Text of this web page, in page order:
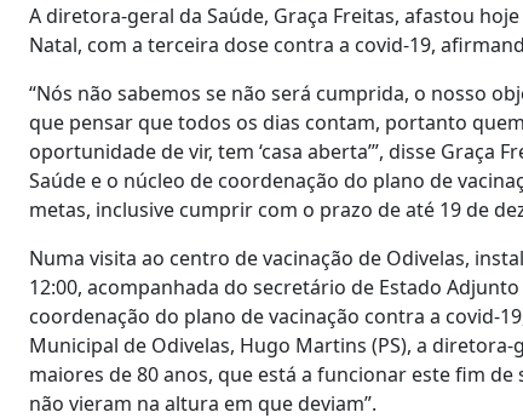
A diretora-geral da Saúde, Graça Freitas, afastou
Natal, com a terceira dose contra a covid-19,
“Nós não sabemos se não será cumprida, o nosso
que pensar que todos os dias contam, portanto
oportunidade de vir, tem ‘casa aberta’”, disse Graça
Saúde e o núcleo de coordenação do plano de
metas, inclusive cumprir com o prazo de até 19 de
Numa visita ao centro de vacinação de Odivelas,
12:00, acompanhada do secretário de Estado
coordenação do plano de vacinação contra a covid-
Municipal de Odivelas, Hugo Martins (PS), a diretora-
maiores de 80 anos, que está a funcionar este fim
não vieram na altura em que deviam”.